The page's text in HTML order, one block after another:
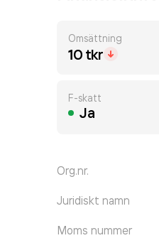
Omsättning
10 tkr
F-skatt
Ja
Org.nr.
Juridiskt namn
Moms nummer